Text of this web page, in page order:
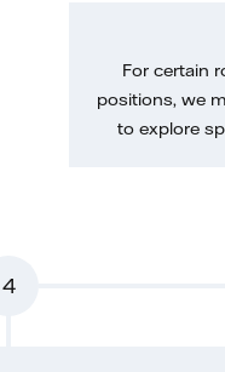
4
For certain
positions, we
to explore